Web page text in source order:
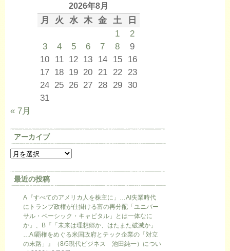
2026年8月
月 火 水 木 金 土
日
1
2
3
4 5 6 7 8
9
10 11 12 13 14 15
16
17 18 19 20 21 22
23
24 25 26 27 28 29 30
31
« 7月
アーカイブ
最近の投稿
A『すべてのアメリカ人を株主に」…AI失業時代
にトランプ政権が仕掛ける富の再分配「ユニバー
サル・ベーシック・キャピタル」とは一体なに
か』、B『「未来は理想郷か、はたまた破滅か」
…AI覇権をめぐる米国政府とテック企業の「対立
の末路」』（8/5現代ビジネス 池田純一）につい